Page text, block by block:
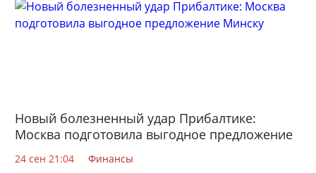
Новый болезненный удар Прибалтике:
Москва подготовила выгодное предложение
24 сен 21:04
Финансы